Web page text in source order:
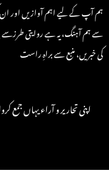
ہم آپ کے لیے اہم آوازیں اور ان
سے ہم آہنگ، یہ ہے روایتی
کی خبریں، منبع سے براہِ راست
: اپنی تحاریر و آراء یہاں جمع